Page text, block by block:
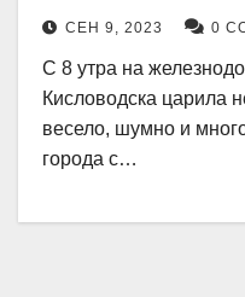
СЕН 9, 2023 0
С 8 утра на
Кисловодска царила
весело, шумно и
города с…